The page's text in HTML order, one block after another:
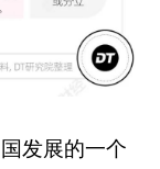
发展的一个